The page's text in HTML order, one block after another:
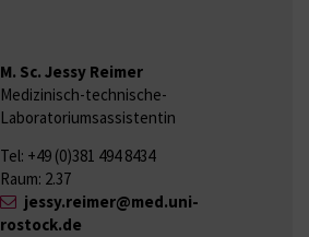
M. Sc. Jessy Reimer
Medizinisch-technische-
Laboratoriumsassistentin
Tel: +49 (0)381 494 8434
Raum: 2.37
jessy.reimer@med.uni-
rostock.de